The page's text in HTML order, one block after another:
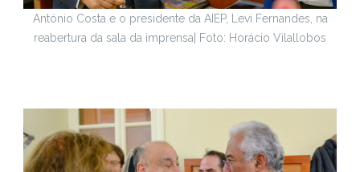
António Costa e o presidente da AIEP, Levi Fernandes, na
reabertura da sala da imprensa| Foto: Horácio Vilallobos